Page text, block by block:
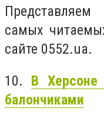
самых
сайте 0552.ua.
10. В Херсоне
балончиками